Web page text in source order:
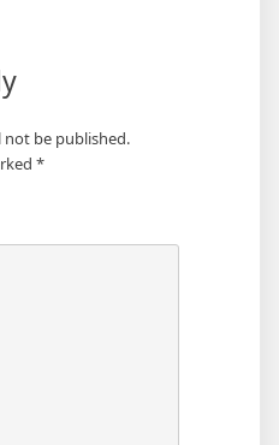
not be published.
*